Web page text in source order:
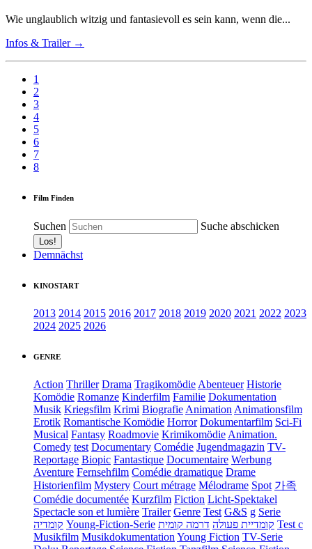
Wie unglaublich witzig und fantasievoll es sein kann, wenn die...
Infos & Trailer →
1
2
3
4
5
6
7
8
Film Finden
Suchen Suche abschicken
Demnächst
KINOSTART
2013 2014 2015 2016 2017 2018 2019 2020 2021 2022 2023
2024 2025 2026
GENRE
Action Thriller Drama Tragikomödie Abenteuer Historie
Komödie Romanze Kinderfilm Familie Dokumentation
Musik Kriegsfilm Krimi Biografie Animation Animationsfilm
Erotik Romantische Komödie Horror Dokumentarfilm Sci-Fi
Musical Fantasy Roadmovie Krimikomödie Animation.
Comedy test Documentary Comédie Jugendmagazin TV-
Reportage Biopic Fantastique Documentaire Werbung
Aventure Fernsehfilm Comédie dramatique Drame
Historienfilm Mystery Court métrage Mélodrame Spot 가족
Comédie documentée Kurzfilm Fiction Licht-Spektakel
Spectacle son et lumière Trailer Genre Test G&S g Serie
קומדיה Young-Fiction-Serie קומדיית פעולה דרמה קומית
Test c
Musikfilm Musikdokumentation Young Fiction TV-Serie